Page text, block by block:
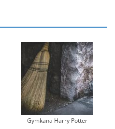
Gymkana Harry Potter